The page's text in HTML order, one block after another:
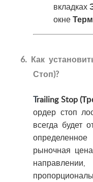
вкладках
окне
6. Как
Стоп)?
Trailing Stop
ордер стоп
всегда будет
рыночная